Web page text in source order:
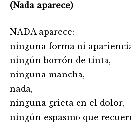
(Nada aparece)
NADA aparece:
ninguna forma ni
ningún borrón de tinta,
ninguna mancha,
nada,
ninguna grieta en el dolor,
ningún espasmo que